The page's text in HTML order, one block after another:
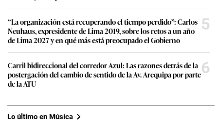
“La organización está recuperando el tiempo perdido”: Carlos
Neuhaus, expresidente de Lima 2019, sobre los retos a un año
de Lima 2027 y en qué más está preocupado el Gobierno
5
Carril bidireccional del corredor Azul: Las razones detrás de la
postergación del cambio de sentido de la Av. Arequipa por parte
de la ATU
6
Lo último en Música